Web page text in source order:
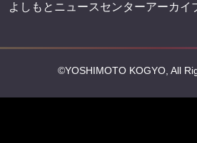
よしもとニュースセンターアーカイ
©YOSHIMOTO KOGYO, All